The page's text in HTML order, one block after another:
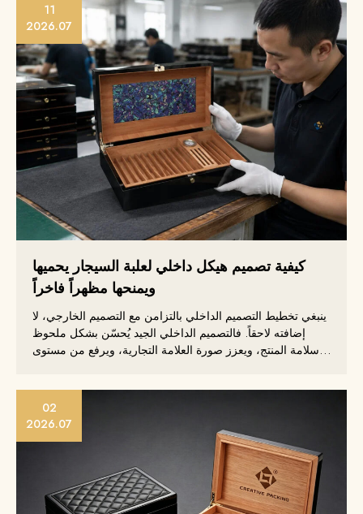
11
2026.07
كيفية تصميم هيكل داخلي لعلبة السيجار يحميها
ويمنحها مظهراً فاخراً
ينبغي تخطيط التصميم الداخلي بالتزامن مع التصميم الخارجي، لا
إضافته لاحقاً. فالتصميم الداخلي الجيد يُحسّن بشكل ملحوظ
سلامة المنتج، ويعزز صورة العلامة التجارية، ويرفع من مستوى
02
2026.07